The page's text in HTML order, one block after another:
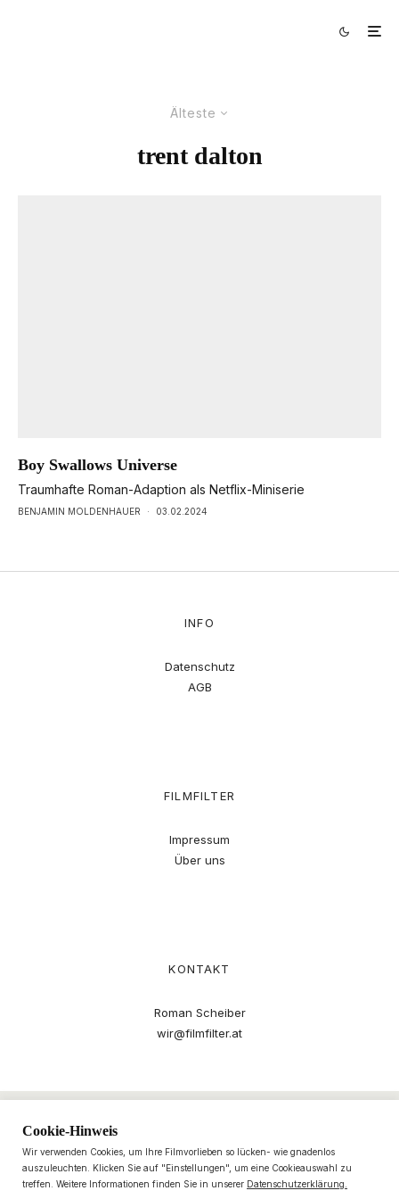
Älteste
trent dalton
Boy Swallows Universe
Traumhafte Roman-Adaption als Netflix-Miniserie
BENJAMIN MOLDENHAUER · 03.02.2024
INFO
Datenschutz
AGB
FILMFILTER
Impressum
Über uns
KONTAKT
Roman Scheiber
wir@filmfilter.at
Cookie-Hinweis
Wir verwenden Cookies, um Ihre Filmvorlieben so lücken- wie gnadenlos
auszuleuchten. Klicken Sie auf "Einstellungen", um eine Cookieauswahl zu
treffen. Weitere Informationen finden Sie in unserer Datenschutzerklärung.